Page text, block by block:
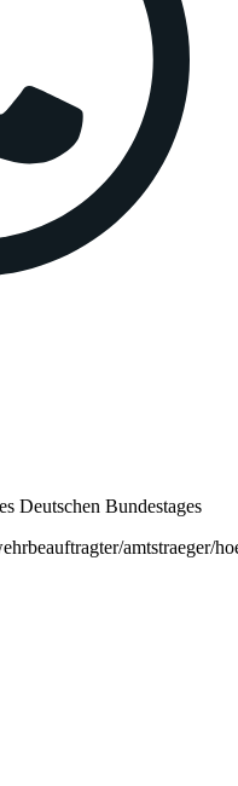
Deutschen Bundestages
amtstraeger/